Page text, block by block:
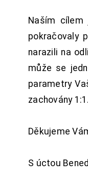
Naším cílem
pokračovaly
narazili na
může se
parametry
zachovány 1:1.
Děkujeme
S úctou